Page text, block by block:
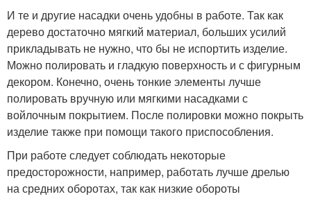
И те и другие насадки очень удобны в работе. Так как
дерево достаточно мягкий материал, больших усилий
прикладывать не нужно, что бы не испортить изделие.
Можно полировать и гладкую поверхность и с фигурным
декором. Конечно, очень тонкие элементы лучше
полировать вручную или мягкими насадками с
войлочным покрытием. После полировки можно покрыть
изделие также при помощи такого приспособления.
При работе следует соблюдать некоторые
предосторожности, например, работать лучше дрелью
на средних оборотах, так как низкие обороты